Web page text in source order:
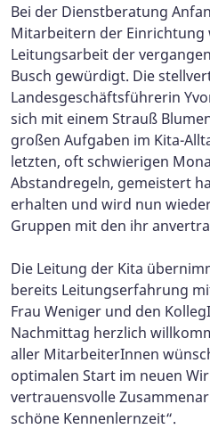
Bei der Dienstberatung
Mitarbeitern der
Leitungsarbeit der
Busch gewürdigt. Die
Landesgeschäftsführerin
sich mit einem Strauß
großen Aufgaben im Kita-
letzten, oft schwierigen
Abstandregeln, gemeistert
erhalten und wird nun
Gruppen mit den ihr
Die Leitung der Kita
bereits Leitungserfahrung
Frau Weniger und den
Nachmittag herzlich
aller MitarbeiterInnen
optimalen Start im neuen
vertrauensvolle
schöne Kennenlernzeit“.